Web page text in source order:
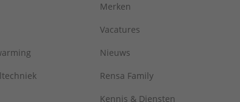
Merken
Vacatures
Nieuws
Rensa Family
Kennis & Diensten